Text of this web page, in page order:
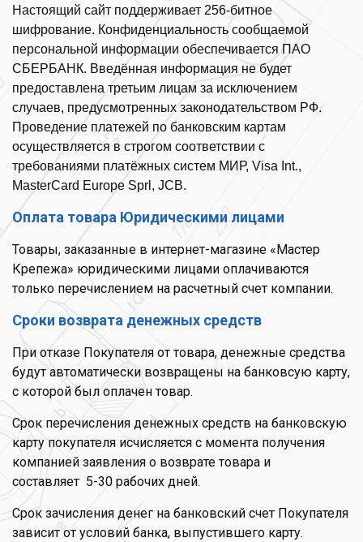
Настоящий сайт поддерживает 256-битное
шифрование. Конфиденциальность сообщаемой
персональной информации обеспечивается ПАО
СБЕРБАНК. Введённая информация не будет
предоставлена третьим лицам за исключением
случаев, предусмотренных законодательством РФ.
Проведение платежей по банковским картам
осуществляется в строгом соответствии с
требованиями платёжных систем МИР, Visa Int.,
MasterCard Europe Sprl, JCB.
Оплата товара Юридическими лицами
Товары, заказанные в интернет-магазине «Мастер
Крепежа» юридическими лицами оплачиваются
только перечислением на расчетный счет компании.
Сроки возврата денежных средств
При отказе Покупателя от товара, денежные средства
будут автоматически возвращены на банковсую карту,
с которой был оплачен товар.
Срок перечисления денежных средств на банковскую
карту покупателя исчисляется с момента получения
компанией заявления о возврате товара и
составляет 5-30 рабочих дней.
Срок зачисления денег на банковский счет Покупателя
зависит от условий банка, выпустившего карту.